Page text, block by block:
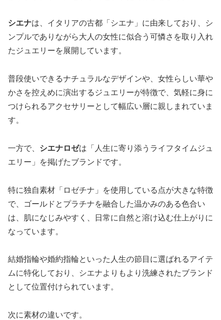
シエナは、イタリアの古都「シエナ」に由来しており、シ
ンプルでありながら大人の女性に似合う可憐さを取り入れ
たジュエリーを展開しています。
普段使いできるナチュラルなデザインや、女性らしい華や
かさを控えめに演出するジュエリーが特徴で、気軽に身に
つけられるアクセサリーとして幅広い層に親しまれていま
す。
一方で、 シエナロゼは「人生に寄り添うライフタイムジュ
エリー」を掲げたブランドです。
特に独自素材「ロゼチナ」を使用している点が大きな特徴
で、ゴールドとプラチナを融合した温かみのある色合い
は、肌になじみやすく、日常に自然と溶け込む仕上がりに
なっています。
結婚指輪や婚約指輪といった人生の節目に選ばれるアイテ
ムに特化しており、シエナよりもより洗練されたブランド
として位置付けられています。
次に素材の違いです。